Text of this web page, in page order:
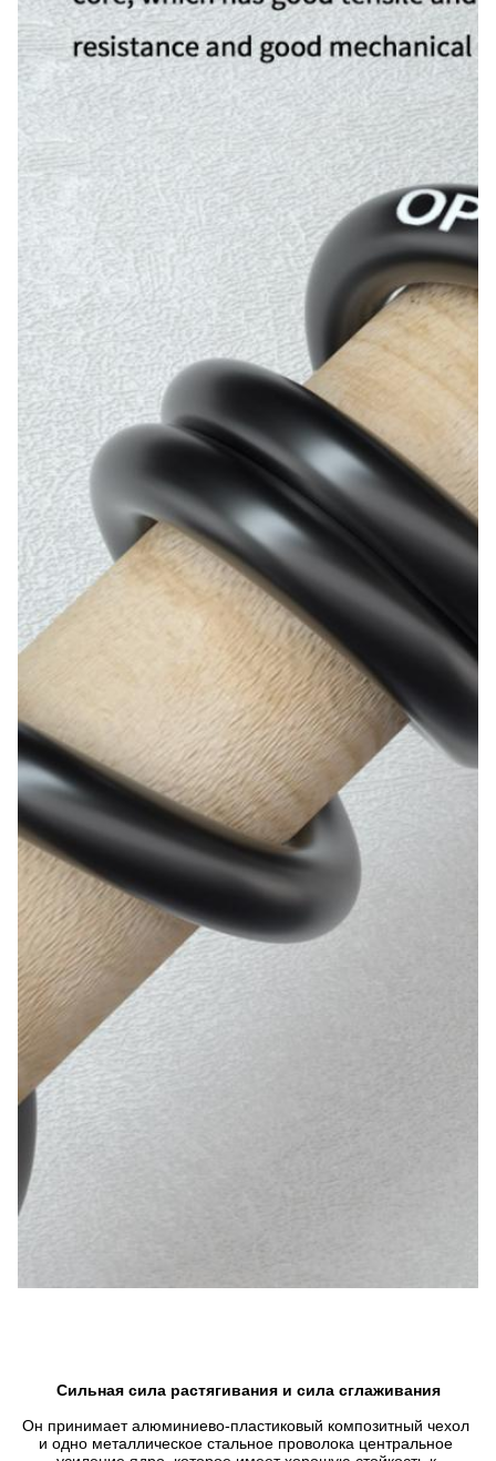
Сильная сила растягивания и сила сглаживания
Он принимает алюминиево-пластиковый композитный чехол
и одно металлическое стальное проволока центральное